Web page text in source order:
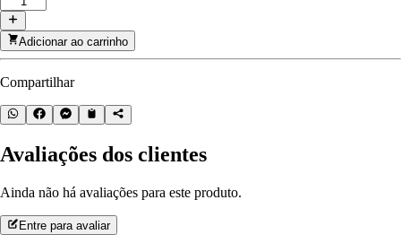
Adicionar ao carrinho
Compartilhar
Avaliações dos clientes
Ainda não há avaliações para este produto.
Entre para avaliar